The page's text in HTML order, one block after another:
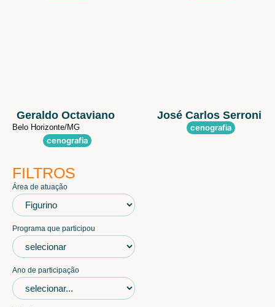
Geraldo Octaviano
Belo Horizonte/MG
cenografia
José Carlos Serroni
cenografia
FILTROS
Área de atuação
Programa que participou
Ano de participação